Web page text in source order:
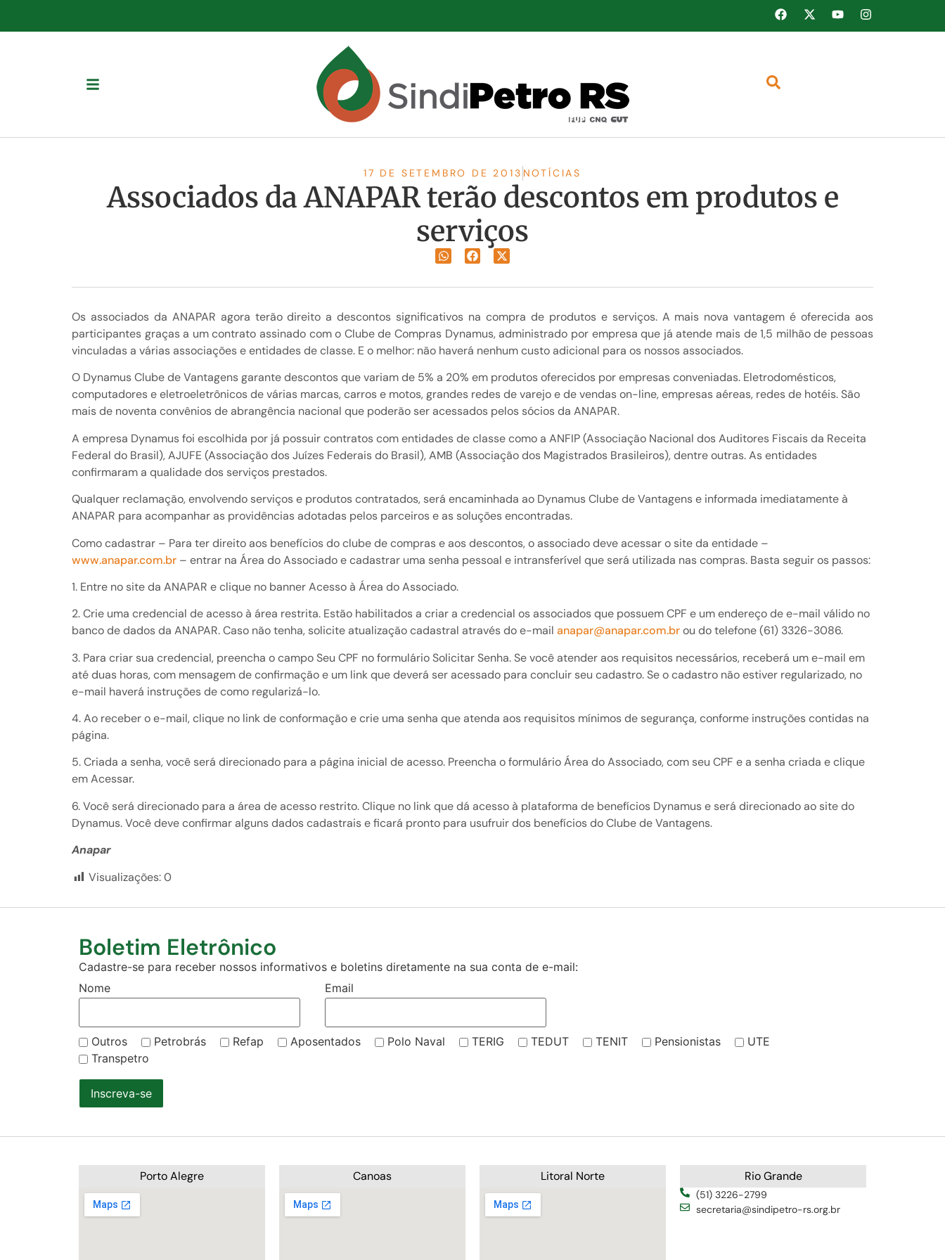
17 DE SETEMBRO DE 2013 NOTÍCIAS
Associados da ANAPAR terão descontos em produtos e
serviços
Os associados da ANAPAR agora terão direito a descontos significativos na compra de produtos e serviços. A mais nova vantagem é oferecida aos
participantes graças a um contrato assinado com o Clube de Compras Dynamus, administrado por empresa que já atende mais de 1,5 milhão de pessoas
vinculadas a várias associações e entidades de classe. E o melhor: não haverá nenhum custo adicional para os nossos associados.
O Dynamus Clube de Vantagens garante descontos que variam de 5% a 20% em produtos oferecidos por empresas conveniadas. Eletrodomésticos,
computadores e eletroeletrônicos de várias marcas, carros e motos, grandes redes de varejo e de vendas on-line, empresas aéreas, redes de hotéis. São
mais de noventa convênios de abrangência nacional que poderão ser acessados pelos sócios da ANAPAR.
A empresa Dynamus foi escolhida por já possuir contratos com entidades de classe como a ANFIP (Associação Nacional dos Auditores Fiscais da Receita
Federal do Brasil), AJUFE (Associação dos Juízes Federais do Brasil), AMB (Associação dos Magistrados Brasileiros), dentre outras. As entidades
confirmaram a qualidade dos serviços prestados.
Qualquer reclamação, envolvendo serviços e produtos contratados, será encaminhada ao Dynamus Clube de Vantagens e informada imediatamente à
ANAPAR para acompanhar as providências adotadas pelos parceiros e as soluções encontradas.
Como cadastrar – Para ter direito aos benefícios do clube de compras e aos descontos, o associado deve acessar o site da entidade –
www.anapar.com.br – entrar na Área do Associado e cadastrar uma senha pessoal e intransferível que será utilizada nas compras. Basta seguir os passos:
1. Entre no site da ANAPAR e clique no banner Acesso à Área do Associado.
2. Crie uma credencial de acesso à área restrita. Estão habilitados a criar a credencial os associados que possuem CPF e um endereço de e-mail válido no
banco de dados da ANAPAR. Caso não tenha, solicite atualização cadastral através do e-mail anapar@anapar.com.brou do telefone (61) 3326-3086.
3. Para criar sua credencial, preencha o campo Seu CPF no formulário Solicitar Senha. Se você atender aos requisitos necessários, receberá um e-mail em
até duas horas, com mensagem de confirmação e um link que deverá ser acessado para concluir seu cadastro. Se o cadastro não estiver regularizado, no
e-mail haverá instruções de como regularizá-lo.
4. Ao receber o e-mail, clique no link de conformação e crie uma senha que atenda aos requisitos mínimos de segurança, conforme instruções contidas na
página.
5. Criada a senha, você será direcionado para a página inicial de acesso. Preencha o formulário Área do Associado, com seu CPF e a senha criada e clique
em Acessar.
6. Você será direcionado para a área de acesso restrito. Clique no link que dá acesso à plataforma de benefícios Dynamus e será direcionado ao site do
Dynamus. Você deve confirmar alguns dados cadastrais e ficará pronto para usufruir dos benefícios do Clube de Vantagens.
Anapar
Visualizações:0
Boletim Eletrônico
Cadastre-se para receber nossos informativos e boletins diretamente na sua conta de e-mail:
Nome
Email
Outros Petrobrás Refap Aposentados Polo Naval TERIG TEDUT TENIT Pensionistas
UTE
Transpetro
Inscreva-se
Porto Alegre Canoas Litoral Norte Rio Grande
(51) 3226-2799
secretaria@sindipetro-rs.org.br